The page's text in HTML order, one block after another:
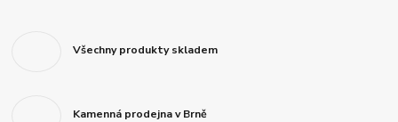
Všechny produkty skladem
Kamenná prodejna v Brně